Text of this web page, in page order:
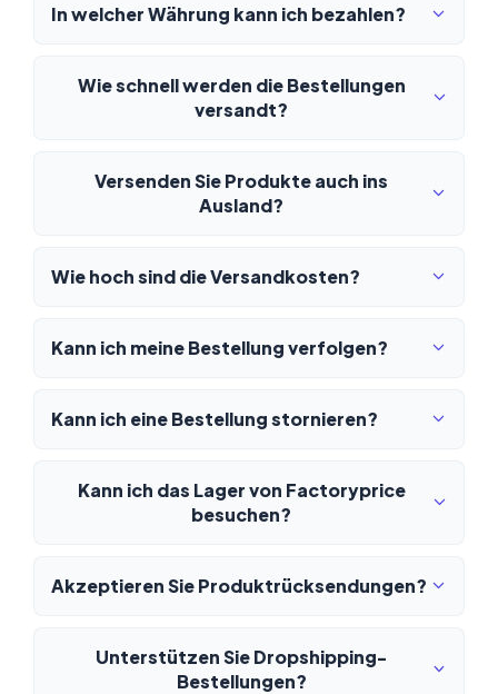
In welcher Währung kann ich bezahlen?
Wie schnell werden die Bestellungen
versandt?
Versenden Sie Produkte auch ins
Ausland?
Wie hoch sind die Versandkosten?
Kann ich meine Bestellung verfolgen?
Kann ich eine Bestellung stornieren?
Kann ich das Lager von Factoryprice
besuchen?
Akzeptieren Sie Produktrücksendungen?
Unterstützen Sie Dropshipping-
Bestellungen?